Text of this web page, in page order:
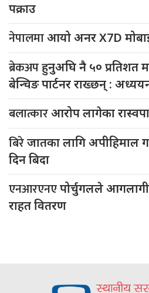
पक्राउ
नेपालमाआयो अनर X7D
ब्रेकअपहुनुअघि नै ५० प्रतिशत
बेन्चिङ पार्टनर राख्छन् :
बलात्कारआरोप लागेका
बिरेजातका लागि अपीहिमाल
दिन बिदा
एनआरएनएपोर्चुगलले
राहत वितरण